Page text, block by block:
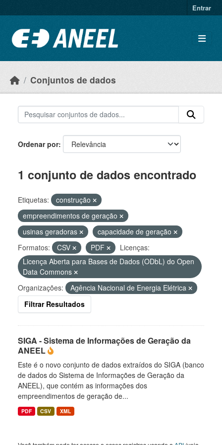
Entrar
Conjuntos de dados
Ordenar por
1 conjunto de dados encontrado
Etiquetas:
construção
empreendimentos de geração
usinas geradoras
capacidade de geração
Formatos:
CSV PDF
Licenças:
Licença Aberta para Bases de Dados (ODbL) do Open
Data Commons
Organizações:
Agência Nacional de Energia Elétrica
Filtrar Resultados
SIGA - Sistema de Informações de Geração da
ANEEL
Este é o novo conjunto de dados extraídos do SIGA (banco
de dados do Sistema de Informações de Geração da
ANEEL), que contém as informações dos
empreendimentos de geração de...
PDF CSV XML